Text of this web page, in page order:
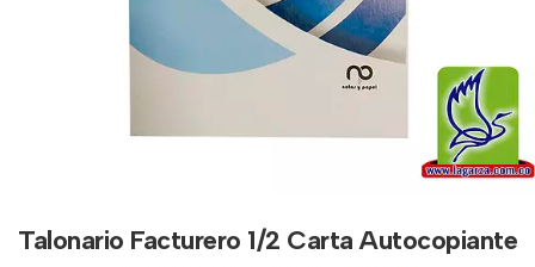
Talonario Facturero 1/2 Carta Autocopiante